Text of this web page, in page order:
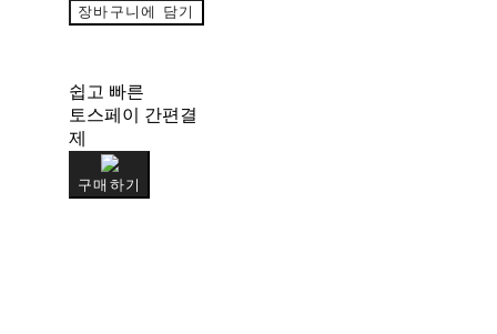
장바구니에 담기
쉽고 빠른
토스페이 간편결
제
구매하기